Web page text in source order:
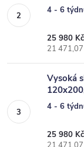
4 - 6
25 980 Kč
21
Vysoká
4 - 6
25 980 Kč